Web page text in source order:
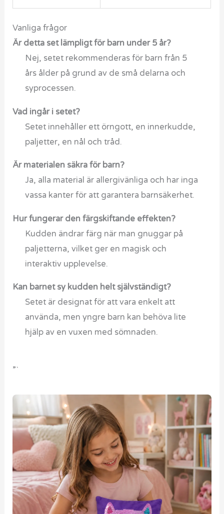
Vanliga frågor
Är detta set lämpligt för barn under 5 år?
Nej, setet rekommenderas för barn från 5
års ålder på grund av de små delarna och
syprocessen.
Vad ingår i setet?
Setet innehåller ett örngott, en innerkudde,
paljetter, en nål och tråd.
Är materialen säkra för barn?
Ja, alla material är allergivänliga och har inga
vassa kanter för att garantera barnsäkerhet.
Hur fungerar den färgskiftande effekten?
Kudden ändrar färg när man gnuggar på
paljetterna, vilket ger en magisk och
interaktiv upplevelse.
Kan barnet sy kudden helt självständigt?
Setet är designat för att vara enkelt att
använda, men yngre barn kan behöva lite
hjälp av en vuxen med sömnaden.
”`